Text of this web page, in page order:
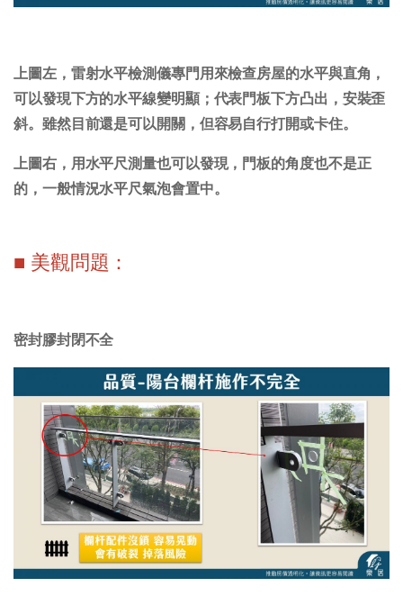
上圖左，雷射水平檢測儀專門用來檢查房屋的水平與直角，
可以發現下方的水平線變明顯；代表門板下方凸出，安裝歪
斜。雖然目前還是可以開關，但容易自行打開或卡住。
上圖右，用水平尺測量也可以發現，門板的角度也不是正
的，一般情況水平尺氣泡會置中。
■ 美觀問題：
密封膠封閉不全